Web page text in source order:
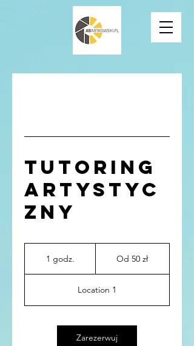
Tutoring
artystyc
zny
1 godz.
d
z
Od 50 zł
Location 1
Zarezerwuj